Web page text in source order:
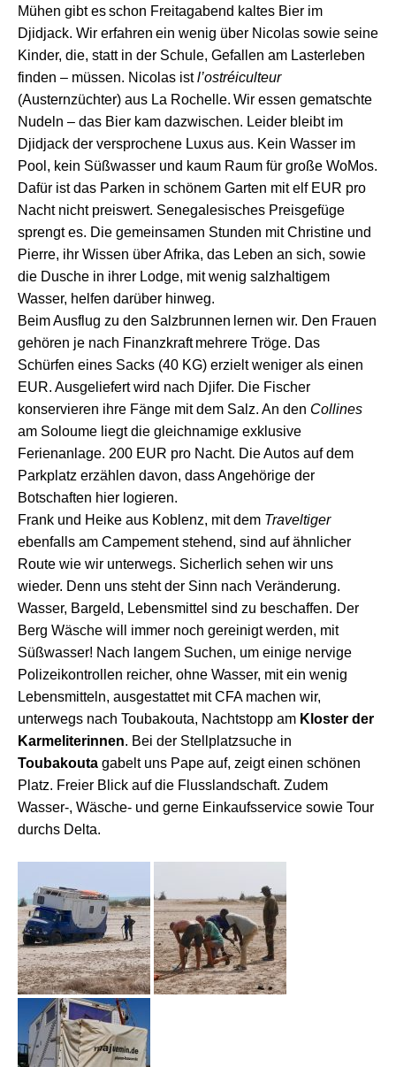
Mühen gibt esschon Freitagabend kaltes Bier im
Djidjack. Wir erfahren ein wenig über Nicolas sowie seine
Kinder, die, statt in der Schule, Gefallen am Lasterleben
finden – müssen. Nicolas istl’ostréiculteur
(Austernzüchter) aus La Rochelle. Wir essen gematschte
Nudeln – das Bier kam dazwischen. Leider bleibt im
Djidjack der versprochene Luxus aus. Kein Wasser im
Pool, kein Süßwasser und kaum Raum für große WoMos.
Dafür istdas Parken in schönem Garten mit elf EUR pro
Nachtnicht preiswert. Senegalesisches Preisgefüge
sprengt es. Die gemeinsamen Stunden mit Christine und
Pierre, ihr Wissen über Afrika, das Leben an sich, sowie
die Dusche in ihrer Lodge, mit wenig salzhaltigem
Wasser, helfen darüber hinweg.
BeimAusflug zu den Salzbrunnen lernen wir. Den Frauen
gehören je nach Finanzkraft mehrere Tröge. Das
Schürfen eines Sacks (40 KG) erzielt weniger als einen
EUR. Ausgeliefert wird nach Djifer. Die Fischer
konservieren ihre Fänge mit dem Salz. An den Collines
am Soloume liegt die gleichnamige exklusive
Ferienanlage. 200 EUR pro Nacht. Die Autos auf dem
Parkplatz erzählen davon, dass Angehörige der
Botschaften hier logieren.
Frank und Heike aus Koblenz, mit dem Traveltiger
ebenfalls am Campement stehend, sind auf ähnlicher
Route wie wir unterwegs. Sicherlich sehen wir uns
wieder. Denn uns steht der Sinn nach Veränderung.
Wasser, Bargeld, Lebensmittel sind zu beschaffen. Der
Berg Wäsche will immer noch gereinigt werden, mit
Süßwasser! Nach langem Suchen, um einige nervige
Polizeikontrollen reicher, ohne Wasser, mitein wenig
Lebensmitteln, ausgestattet mit CFA machen wir,
unterwegs nach Toubakouta, Nachtstopp am Kloster der
Karmeliterinnen. Bei der Stellplatzsuche in
Toubakouta gabelt uns Pape auf, zeigteinen schönen
Platz. Freier Blick aufdie Fluss landschaft. Zudem
Wasser-, Wäsche- und gerne Einkaufsservice sowie Tour
durchs Delta.